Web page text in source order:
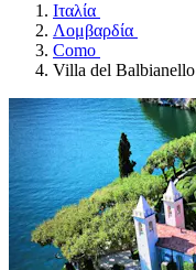
Ιταλία
Λομβαρδία
Como
Villa del Balbianello